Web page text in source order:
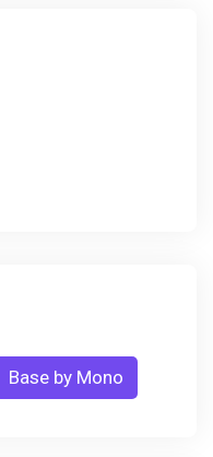
Base by Mono